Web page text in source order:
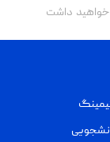
داشت